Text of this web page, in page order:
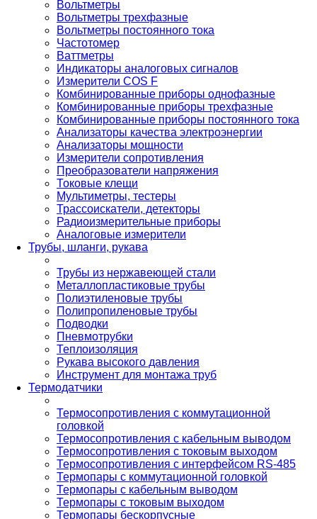
Вольтметры
Вольтметры трехфазные
Вольтметры постоянного тока
Частотомер
Ваттметры
Индикаторы аналоговых сигналов
Измерители COS F
Комбинированные приборы однофазные
Комбинированные приборы трехфазные
Комбинированные приборы постоянного тока
Анализаторы качества электроэнергии
Анализаторы мощности
Измерители сопротивления
Преобразователи напряжения
Токовые клещи
Мультиметры, тестеры
Трассоискатели, детекторы
Радиоизмерительные приборы
Аналоговые измерители
Трубы, шланги, рукава
Трубы из нержавеющей стали
Металлопластиковые трубы
Полиэтиленовые трубы
Полипропиленовые трубы
Подводки
Пневмотрубки
Теплоизоляция
Рукава высокого давления
Инструмент для монтажа труб
Термодатчики
Термосопротивления с коммутационной
головкой
Термосопротивления с кабельным выводом
Термосопротивления с токовым выходом
Термосопротивления с интерфейсом RS-485
Термопары с коммутационной головкой
Термопары с кабельным выводом
Термопары с токовым выходом
Термопары бескорпусные